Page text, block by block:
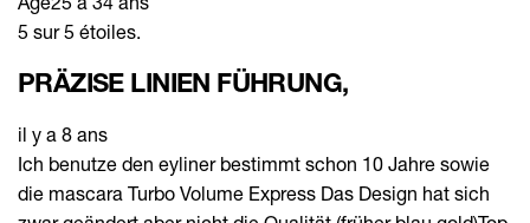
5 sur 5 étoiles.
PRÄZISE LINIEN FÜHRUNG,
il y a 8 ans
Ich benutze den eyliner bestimmt schon 10 Jahre sowie
die mascara Turbo Volume Express Das Design hat sich